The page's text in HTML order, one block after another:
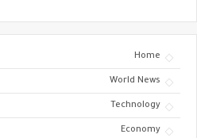
Home
World News
Technology
Economy